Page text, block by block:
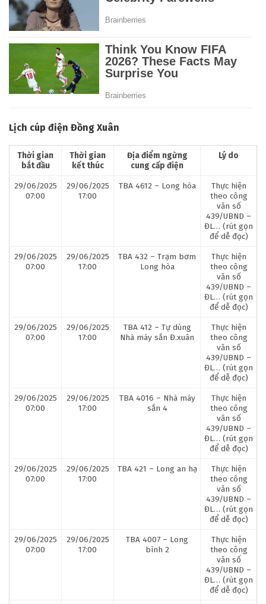
Lịch cúp điện Đồng Xuân
Thời gian
bắt đầu
Thời gian
kết thúc
Địa điểm ngừng
cung cấp điện
Lý do
29/06/2025
07:00
29/06/2025
17:00
TBA 4612 – Long hòa
Thực hiện
theo công
văn số
439/UBND –
ĐL… (rút gọn
để dễ đọc)
29/06/2025
07:00
29/06/2025
17:00
TBA 432 – Trạm bơm
Long hòa
Thực hiện
theo công
văn số
439/UBND –
ĐL… (rút gọn
để dễ đọc)
29/06/2025
07:00
29/06/2025
17:00
TBA 412 – Tự dùng
Nhà máy sắn Đ.xuân
Thực hiện
theo công
văn số
439/UBND –
ĐL… (rút gọn
để dễ đọc)
29/06/2025
07:00
29/06/2025
17:00
TBA 4016 – Nhà máy
sắn 4
Thực hiện
theo công
văn số
439/UBND –
ĐL… (rút gọn
để dễ đọc)
29/06/2025
07:00
29/06/2025
17:00
TBA 421 – Long an hạ
Thực hiện
theo công
văn số
439/UBND –
ĐL… (rút gọn
để dễ đọc)
29/06/2025
07:00
29/06/2025
17:00
TBA 4007 – Long
bình 2
Thực hiện
theo công
văn số
439/UBND –
ĐL… (rút gọn
để dễ đọc)